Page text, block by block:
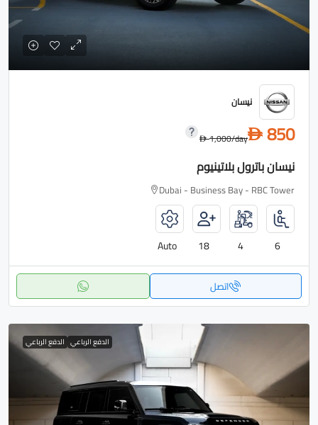
نيسان
D 850
D1,000/day
نيسان باترول بلاتينيوم
Dubai - Business Bay - RBC Tower
6
4
18
Auto
اتصل
الدفع الرباعي الدفع الرباعي